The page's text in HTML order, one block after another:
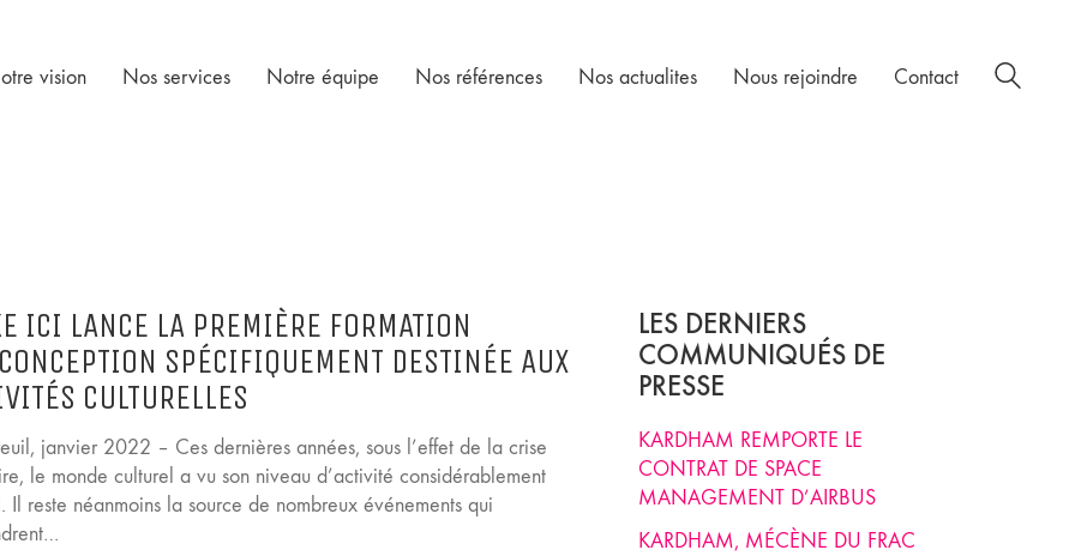
vision Nos services Notre équipe Nos références Nos actualites Nous rejoindre Contact
ICI LANCE LA PREMIÈRE FORMATION
SPÉCIFIQUEMENT DESTINÉE AUX
CULTURELLES
janvier 2022 – Ces dernières années, sous l’effet de la crise
le monde culturel a vu son niveau d’activité considérablement
Il reste néanmoins la source de nombreux événements qui
LES DERNIERS
COMMUNIQUÉS DE
PRESSE
KARDHAM REMPORTE LE
CONTRAT DE SPACE
MANAGEMENT D’AIRBUS
KARDHAM, MÉCÈNE DU FRAC